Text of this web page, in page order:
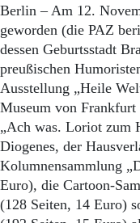
Berlin – Am 12.
geworden (die PAZ
dessen Geburtsstadt
preußischen
Ausstellung „Heile
Museum von
„Ach was. Loriot zum
Diogenes, der
Kolumnensammlung
Euro), die Cartoon-
(128 Seiten, 14 Euro)